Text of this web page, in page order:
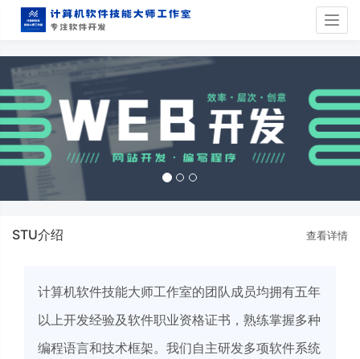
STU介绍 查看详情
计算机软件技能大师工作室的团队成员均拥有五年
以上开发经验及软件职业资格证书，熟练掌握多种
编程语言和技术框架。我们自主研发多项软件系统